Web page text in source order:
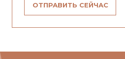
ОТПРАВИТЬ СЕЙЧАС